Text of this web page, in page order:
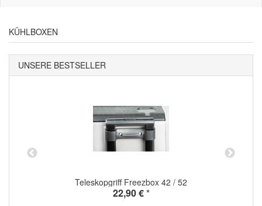
KÜHLBOXEN
UNSERE BESTSELLER
Teleskopgriff Freezbox 42 / 52
22,90 €*